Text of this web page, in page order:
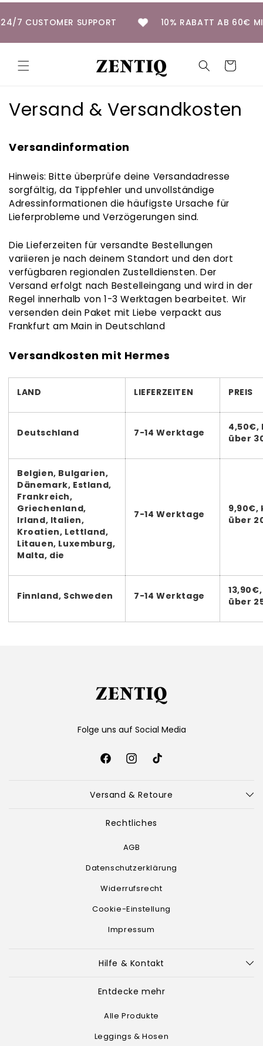
Direkt
Inhalt
24/7 CUSTOMER SUPPORT 10% RABATT AB 60€
Warenkorb
Versand & Versandkosten
Versandinformation
Hinweis: Bitte überprüfe deine Versandadresse
sorgfältig, da Tippfehler und unvollständige
Adressinformationen die häufigste Ursache für
Lieferprobleme und Verzögerungen sind.
Die Lieferzeiten für versandte Bestellungen
variieren je nach deinem Standort und den dort
verfügbaren regionalen Zustelldiensten. Der
Versand erfolgt nach Bestelleingang und wird in der
Regel innerhalb von 1-3 Werktagen bearbeitet. Wir
versenden dein Paket mit Liebe verpackt aus
Frankfurt am Main in Deutschland
Versandkosten mit Hermes
LAND LIEFERZEITEN PREIS
Deutschland 7-14 Werktage
über
Belgien, Bulgarien,
Dänemark, Estland,
Frankreich,
Griechenland,
Irland, Italien,
Kroatien, Lettland,
Litauen, Luxemburg,
Malta, die
7-14 Werktage
9,90€,
über
Finnland, Schweden 7-14 Werktage
über
Folge uns auf Social Media
FacebookInstagram
TikTok
Versand & Retoure
Rechtliches
AGB
Datenschutzerklärung
Widerrufsrecht
Cookie-Einstellung
Impressum
Hilfe & Kontakt
Entdecke mehr
Alle Produkte
Leggings & Hosen